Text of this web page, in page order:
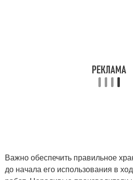
Важно обеспечить правильное
до начала его использования в